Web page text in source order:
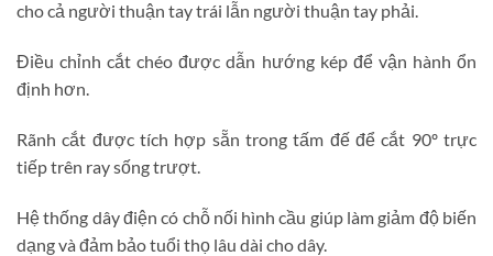
cho cả người thuận tay trái lẫn người thuận tay phải.
Điều chỉnh cắt chéo được dẫn hướng kép để vận hành ổn
định hơn.
Rãnh cắt được tích hợp sẵn trong tấm đế để cắt 90º trực
tiếp trên ray sống trượt.
Hệ thống dây điện có chỗ nối hình cầu giúp làm giảm độ biến
dạng và đảm bảo tuổi thọ lâu dài cho dây.